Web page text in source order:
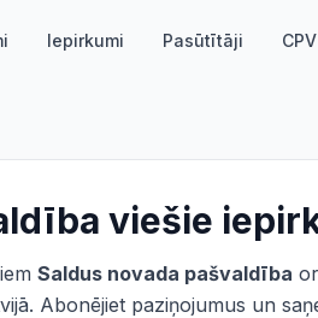
Iepirkumi Pasūtītāji
viešie
Saldus novada pašvaldība
Abonējiet paziņojumus un